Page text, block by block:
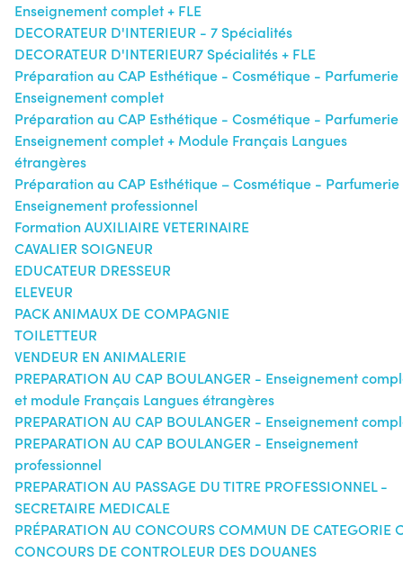
Enseignement complet + FLE
DECORATEUR D'INTERIEUR - 7 Spécialités
DECORATEUR D'INTERIEUR7 Spécialités + FLE
Préparation au CAP Esthétique - Cosmétique - Parfumerie
Enseignement complet
Préparation au CAP Esthétique - Cosmétique - Parfumerie
Enseignement complet + Module Français Langues
étrangères
Préparation au CAP Esthétique – Cosmétique - Parfumerie
Enseignement professionnel
Formation AUXILIAIRE VETERINAIRE
CAVALIER SOIGNEUR
EDUCATEUR DRESSEUR
ELEVEUR
PACK ANIMAUX DE COMPAGNIE
TOILETTEUR
VENDEUR EN ANIMALERIE
PREPARATION AU CAP BOULANGER - Enseignement
et module Français Langues étrangères
PREPARATION AU CAP BOULANGER - Enseignement
PREPARATION AU CAP BOULANGER - Enseignement
professionnel
PREPARATION AU PASSAGE DU TITRE PROFESSIONNEL -
SECRETAIRE MEDICALE
PRÉPARATION AU CONCOURS COMMUN DE CATEGORIE
CONCOURS DE CONTROLEUR DES DOUANES